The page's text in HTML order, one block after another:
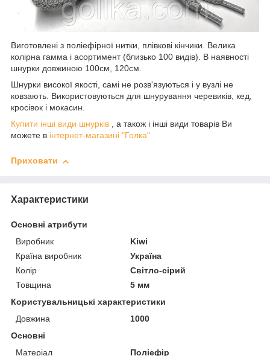
Виготовлені з поліефірної нитки, плівкові кінчики. Велика
колірна гамма і асортимент (близько 100 видів). В наявності
шнурки довжиною 100см, 120см.
Шнурки високої якості, самі не розв'язуються і у вузлі не
ковзають. Використовуються для шнурування черевиків, кед,
кросівок і мокасин.
Купити інші види шнурків , а також і інші види товарів Ви
можете в інтернет-магазині "Голка"
Приховати
Характеристики
Основні атрибути
Виробник
Kiwi
Країна виробник
Україна
Колір
Світло-сірий
Товщина
5 мм
Користувальницькі характеристики
Довжина
1000
Основні
Матеріал
Поліефір